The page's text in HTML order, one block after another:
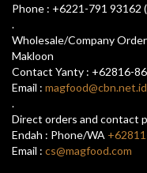
Phone : +6221-791 93162
.
Wholesale/Company
Makloon
Contact Yanty : +62816-
Email : magfood@cbn.net.id
.
Direct orders and contact
Endah : Phone/WA
Email : cs@magfood.com